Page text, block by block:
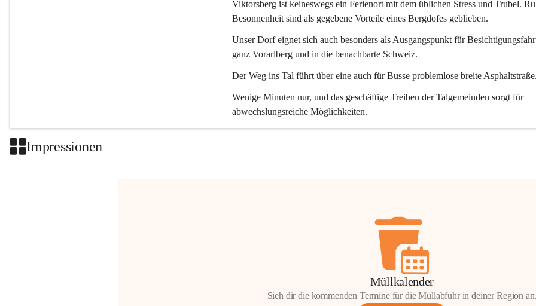
Viktorsberg ist keineswegs ein Ferienort mit dem üblichen Stress und Trubel.
Besonnenheit sind als gegebene Vorteile eines Bergdofes geblieben.
Unser Dorf eignet sich auch besonders als Ausgangspunkt für
ganz Vorarlberg und in die benachbarte Schweiz.
Der Weg ins Tal führt über eine auch für Busse problemlose breite
Wenige Minuten nur, und das geschäftige Treiben der Talgemeinden sorgt für
abwechslungsreiche Möglichkeiten.
Impressionen
Müllkalender
Sieh dir die kommenden Termine für die Müllabfuhr in deiner Region